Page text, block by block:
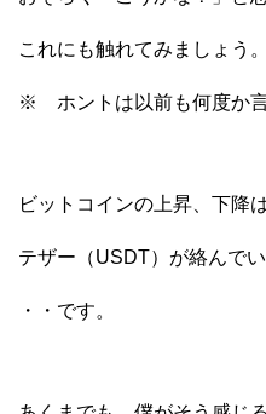
これにも触れてみましょう。
※ ホントは以前も何度か言
ビットコインの上昇、下降
テザー（USDT）が絡んでい
・・です。